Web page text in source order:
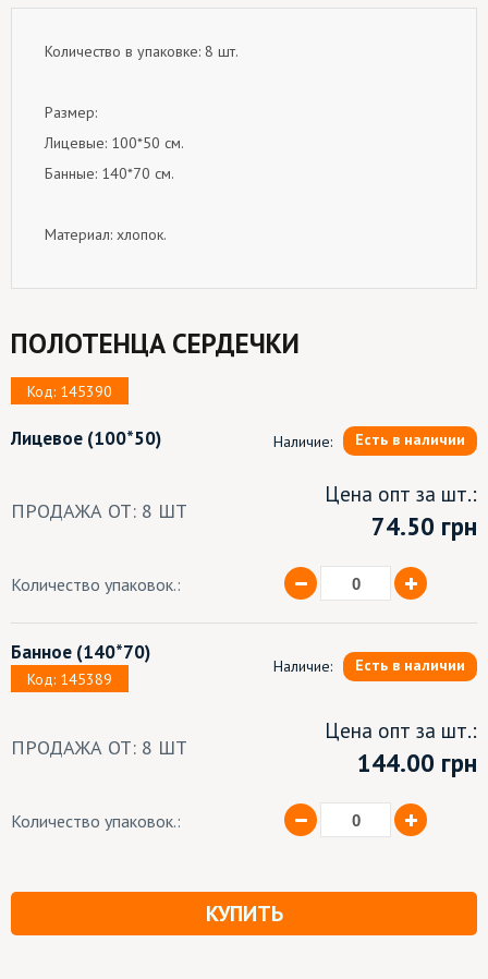
Количество в упаковке: 8 шт.
Размер:
Лицевые: 100*50 см.
Банные: 140*70 см.
Материал: хлопок.
ПОЛОТЕНЦА СЕРДЕЧКИ
Код: 145390
Лицевое (100*50) Наличие: Есть в наличии
ПРОДАЖА ОТ: 8 ШТ
Цена опт за шт.:
74.50 грн
Количество упаковок.:
Банное (140*70)
Код: 145389
Наличие: Есть в наличии
ПРОДАЖА ОТ: 8 ШТ
Цена опт за шт.:
144.00 грн
Количество упаковок.:
КУПИТЬ